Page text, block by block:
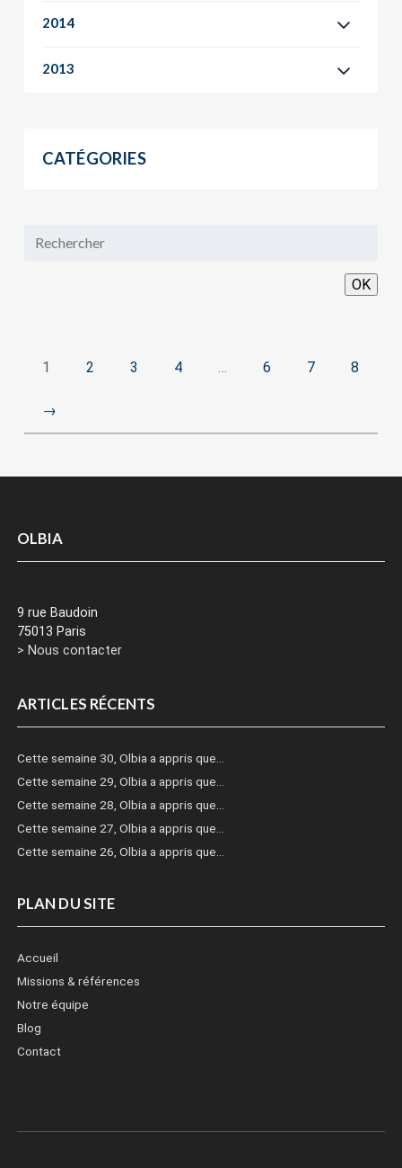
2014
2013
CATÉGORIES
OK
1 2 3 4 … 6 7 8
→
OLBIA
9 rue Baudoin
75013 Paris
> Nous contacter
ARTICLES RÉCENTS
Cette semaine 30, Olbia a appris que…
Cette semaine 29, Olbia a appris que…
Cette semaine 28, Olbia a appris que…
Cette semaine 27, Olbia a appris que…
Cette semaine 26, Olbia a appris que…
PLAN DU SITE
Accueil
Missions & références
Notre équipe
Blog
Contact